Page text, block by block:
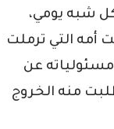
شبه يومي،
أمه التي ترملت
ومسئولياته عن
منه الخروج